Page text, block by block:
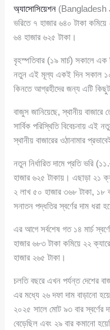
অ্যাসোসিয়েশন (Bangladesh
ভরিতে ৭ হাজার ৬৪০ টাকা কমিয়ে
৬৪ হাজার ৬২৫ টাকা।
বৃহস্পতিবার (১৯ মার্চ) সকালে
নতুন এই মূল্য একই দিন সকাল
কিনতে আগ্রহীদের জন্য এটি কিছুটা
বাজুস জানিয়েছে, স্থানীয় বাজারে
সার্বিক পরিস্থিতি বিবেচনায় এই
স্থানীয় বাজারের ওঠানামার
নতুন নির্ধারিত দামে প্রতি ভরি
হাজার ৬২৫ টাকায়। এছাড়া ২১
২ লাখ ৫০ হাজার ৩৬৮ টাকা, ১৮
সনাতন পদ্ধতির স্বর্ণের দাম ধরা
এর আগে সর্বশেষ গত ১৪ মার্চ
হাজার ৬৮৩ টাকা কমিয়ে ২২
হাজার ২৬৫ টাকা।
চলতি বছরে এখন পর্যন্ত দেশের
এর মধ্যে ২৬ দফা দাম বাড়ানো
২০২৫ সালে মোট ৯৩ বার স্বর্ণের
বেড়েছিল এবং ২৯ বার কমানো